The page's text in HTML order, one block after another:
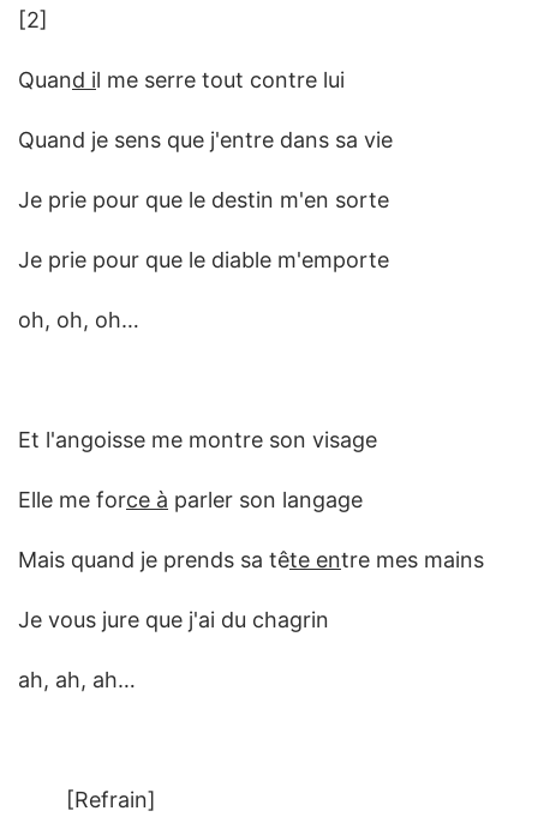
[2]
Quand il me serre tout contre lui
Quand je sens que j'entre dans sa vie
Je prie pour que le destin m'en sorte
Je prie pour que le diable m'emporte
oh, oh, oh…
Et l'angoisse me montre son visage
Elle me force à parler son langage
Mais quand je prends sa tête entre mes mains
Je vous jure que j'ai du chagrin
ah, ah, ah…
[Refrain]